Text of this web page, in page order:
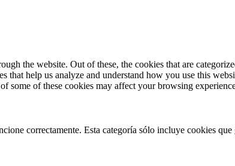
the website. Out of these, the cookies that are
that help us analyze and understand how you use this
some of these cookies may affect your browsing
correctamente. Esta categoría sólo incluye cookies